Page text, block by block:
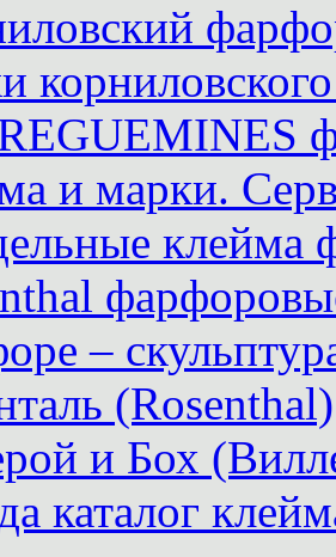
и марки.
клейма
–
(Rosenthal)
и Бох
каталог